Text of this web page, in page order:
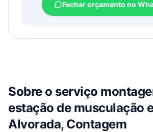
Fechar orçamento no
Sobre o serviço
estação de musculação
Alvorada, Contagem